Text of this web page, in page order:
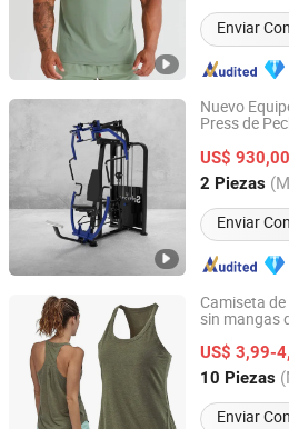
Enviar
Nuevo
Press de
US$
2 Piezas
Enviar
Shandong Yuwei Fitness
Shandong, China
Camiseta
sin mangas
gimnasio
US$ 3,99-
10 Piezas
Enviar
Ningbo tripleyoga Co., Ltd.
Zhejiang, China